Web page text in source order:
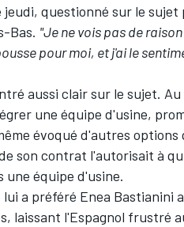
questionné sur le sujet
Bas. "Je ne vois pas de
pour moi, et j'ai le
aussi clair sur le sujet.
une équipe d'usine,
évoqué d'autres options
son contrat l'autorisait à
équipe d'usine.
lui a préféré Enea Bastianini
laissant l'Espagnol frustré